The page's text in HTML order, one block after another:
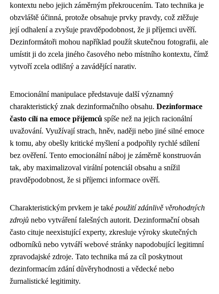
kontextu nebo jejich záměrným překroucením. Tato technika je
obzvláště účinná, protože obsahuje prvky pravdy, což ztěžuje
její odhalení a zvyšuje pravděpodobnost, že ji příjemci uvěří.
Dezinformátoři mohou například použít skutečnou fotografii, ale
umístit ji do zcela jiného časového nebo místního kontextu, čímž
vytvoří zcela odlišný a zavádějící narativ.
Emocionální manipulace představuje další významný
charakteristický znak dezinformačního obsahu. Dezinformace
často cílí na emoce příjemců spíše než na jejich racionální
uvažování. Využívají strach, hněv, naději nebo jiné silné emoce
k tomu, aby obešly kritické myšlení a podpořily rychlé sdílení
bez ověření. Tento emocionální náboj je záměrně konstruován
tak, aby maximalizoval virální potenciál obsahu a snížil
pravděpodobnost, že si příjemci informace ověří.
Charakteristickým prvkem je také použití zdánlivě věrohodných
zdrojů nebo vytváření falešných autorit. Dezinformační obsah
často cituje neexistující experty, zkresluje výroky skutečných
odborníků nebo vytváří webové stránky napodobující legitimní
zpravodajské zdroje. Tato technika má za cíl poskytnout
dezinformacím zdání důvěryhodnosti a vědecké nebo
žurnalistické legitimity.